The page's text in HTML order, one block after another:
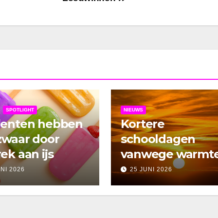
SPOTLIGHT
hebben
door
aan ijs
2026
NIEUWS
Kortere
schooldagen
vanwege
25 JUNI 2026